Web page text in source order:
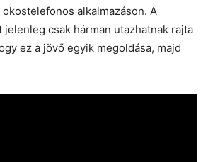
alkalmazáson. A
csak hárman utazhatnak rajta
ez a jövő egyik megoldása, majd